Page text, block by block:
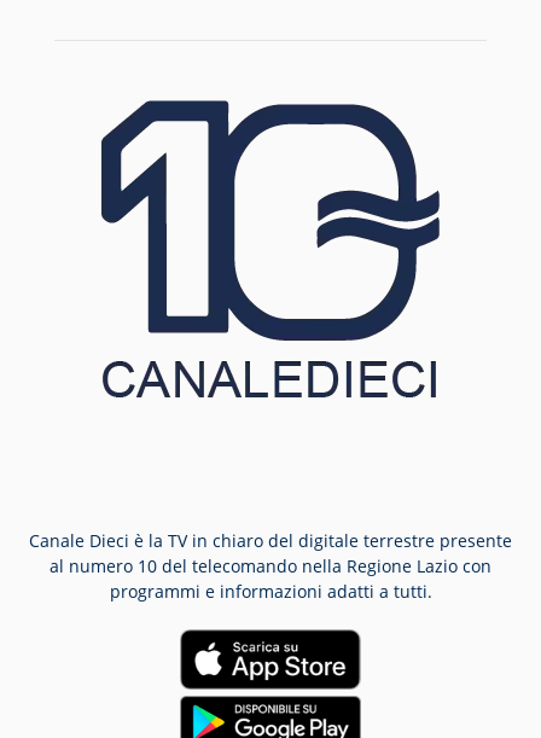
Canale Dieci è la TV in chiaro del digitale terrestre presente
al numero 10 del telecomando nella Regione Lazio con
programmi e informazioni adatti a tutti.